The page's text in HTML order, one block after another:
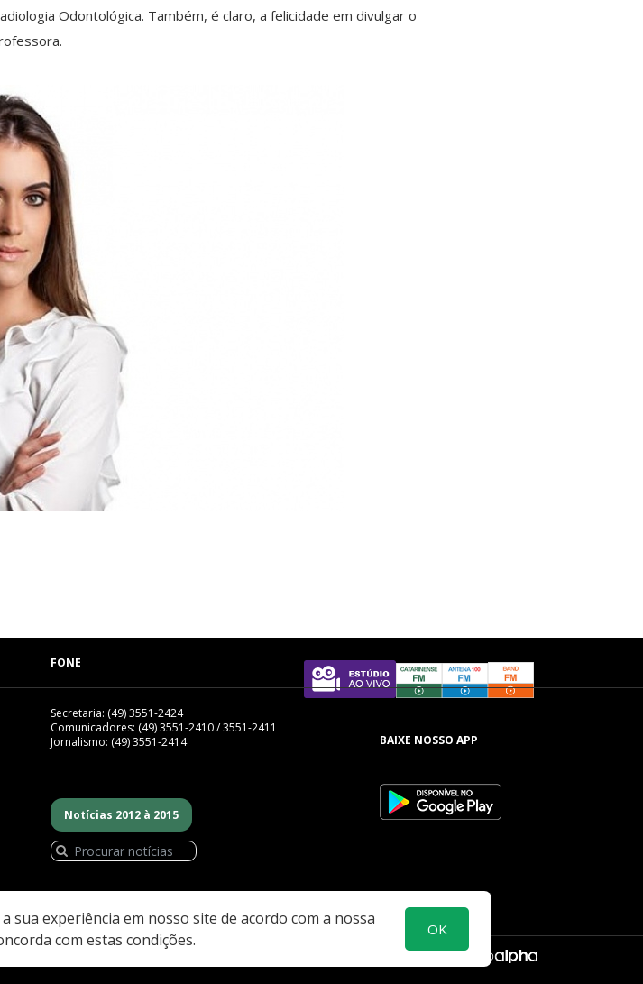
Odontológica. Também, é claro, a felicidade em divulgar o
FONE
Secretaria: (49) 3551-2424
Comunicadores: (49) 3551-2410 / 3551-2411
Jornalismo: (49) 3551-2414
Notícias 2012 à 2015
BAIXE NOSSO APP
experiência em nosso site de acordo com a nossa
com estas condições.
OK